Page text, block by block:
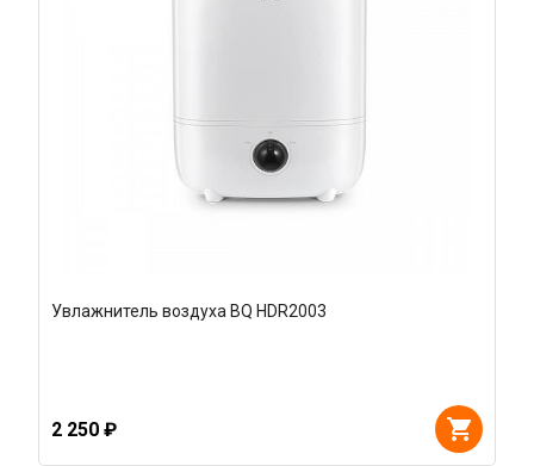
Увлажнитель воздуха BQ HDR2003
2 250 ₽